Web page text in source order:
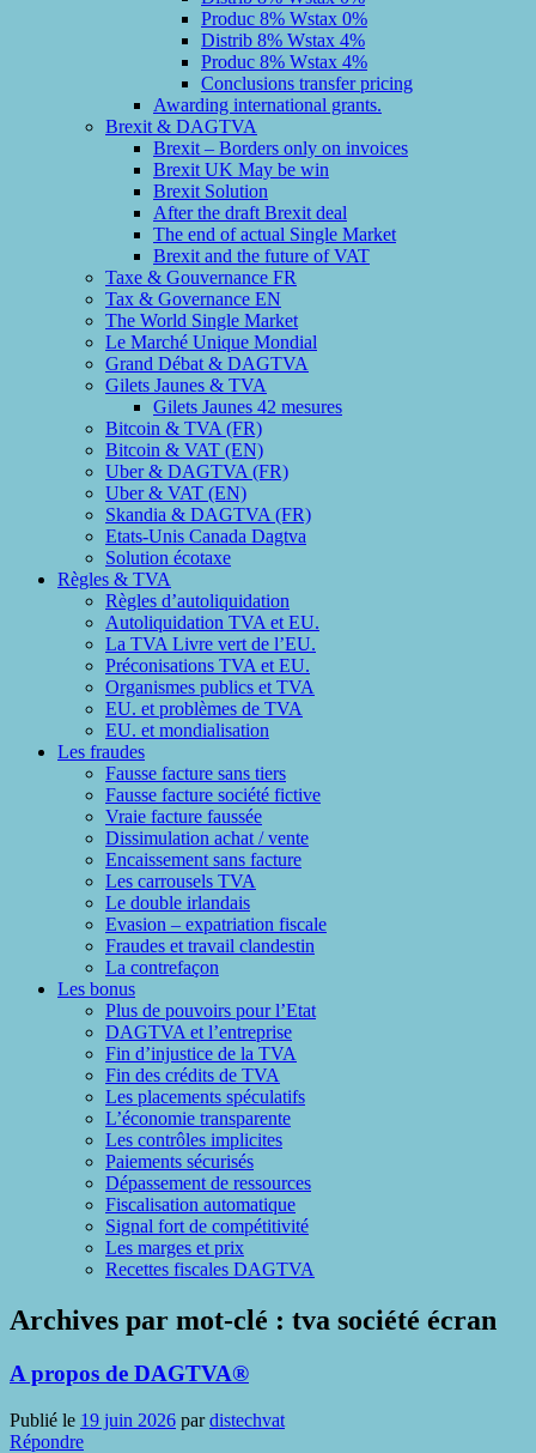
Produc 8% Wstax 0%
Distrib 8% Wstax 4%
Produc 8% Wstax 4%
Conclusions transfer pricing
Awarding international grants.
Brexit & DAGTVA
Brexit – Borders only on invoices
Brexit UK May be win
Brexit Solution
After the draft Brexit deal
The end of actual Single Market
Brexit and the future of VAT
Taxe & Gouvernance FR
Tax & Governance EN
The World Single Market
Le Marché Unique Mondial
Grand Débat & DAGTVA
Gilets Jaunes & TVA
Gilets Jaunes 42 mesures
Bitcoin & TVA (FR)
Bitcoin & VAT (EN)
Uber & DAGTVA (FR)
Uber & VAT (EN)
Skandia & DAGTVA (FR)
Etats-Unis Canada Dagtva
Solution écotaxe
Règles & TVA
Règles d’autoliquidation
Autoliquidation TVA et EU.
La TVA Livre vert de l’EU.
Préconisations TVA et EU.
Organismes publics et TVA
EU. et problèmes de TVA
EU. et mondialisation
Les fraudes
Fausse facture sans tiers
Fausse facture société fictive
Vraie facture faussée
Dissimulation achat / vente
Encaissement sans facture
Les carrousels TVA
Le double irlandais
Evasion – expatriation fiscale
Fraudes et travail clandestin
La contrefaçon
Les bonus
Plus de pouvoirs pour l’Etat
DAGTVA et l’entreprise
Fin d’injustice de la TVA
Fin des crédits de TVA
Les placements spéculatifs
L’économie transparente
Les contrôles implicites
Paiements sécurisés
Dépassement de ressources
Fiscalisation automatique
Signal fort de compétitivité
Les marges et prix
Recettes fiscales DAGTVA
Archives par mot-clé : tva société écran
A propos de DAGTVA®
Publié le 19 juin 2026 pardistechvat
Répondre